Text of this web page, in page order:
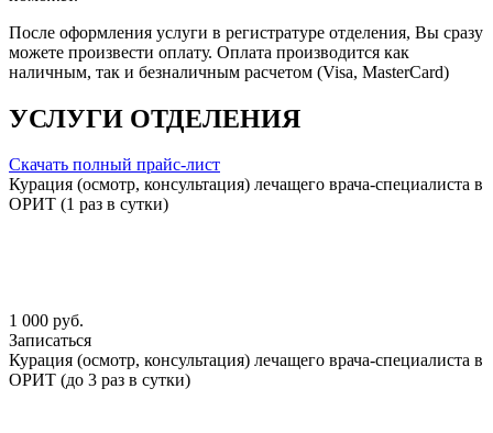
После оформления услуги в регистратуре отделения, Вы сразу
можете произвести оплату. Оплата производится как
наличным, так и безналичным расчетом (Visa, MasterCard)
УСЛУГИ ОТДЕЛЕНИЯ
Скачать полный прайс-лист
Курация (осмотр, консультация) лечащего врача-специалиста в
ОРИТ (1 раз в сутки)
1 000 руб.
Записаться
Курация (осмотр, консультация) лечащего врача-специалиста в
ОРИТ (до 3 раз в сутки)